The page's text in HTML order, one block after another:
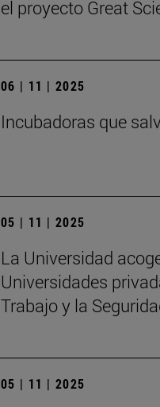
el proyecto Great
06 | 11 | 2025
Incubadoras que
05 | 11 | 2025
La Universidad
Universidades
Trabajo y la
05 | 11 | 2025